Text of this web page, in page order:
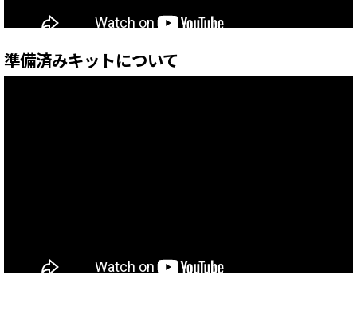
準備済みキットについて